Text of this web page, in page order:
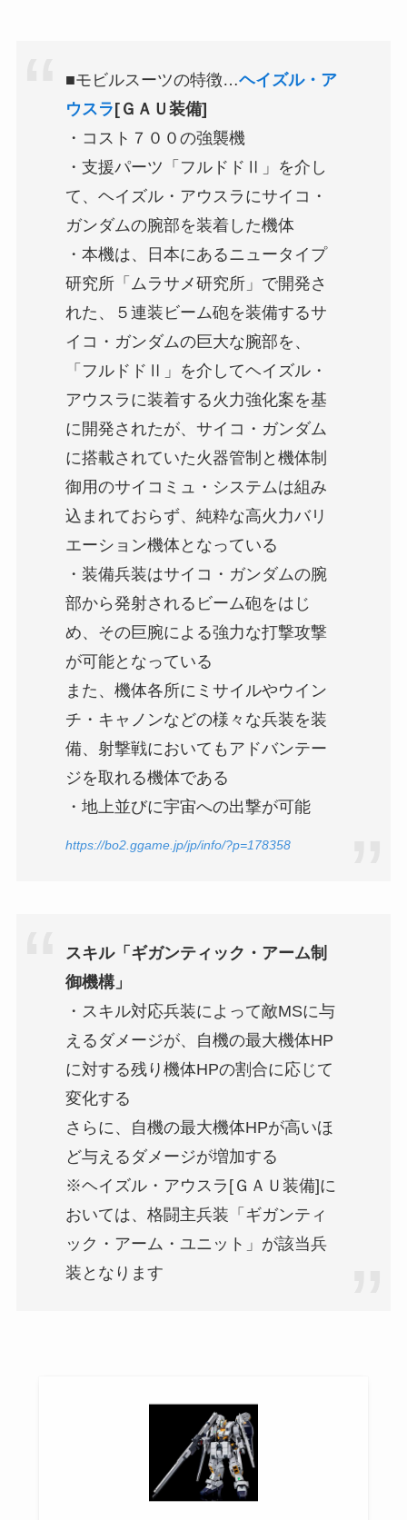
■モビルスーツの特徴…ヘイズル・ア
ウスラ[ＧＡＵ装備]
・コスト７００の強襲機
・支援パーツ「フルドドⅡ」を介し
て、ヘイズル・アウスラにサイコ・
ガンダムの腕部を装着した機体
・本機は、日本にあるニュータイプ
研究所「ムラサメ研究所」で開発さ
れた、５連装ビーム砲を装備するサ
イコ・ガンダムの巨大な腕部を、
「フルドドⅡ」を介してヘイズル・
アウスラに装着する火力強化案を基
に開発されたが、サイコ・ガンダム
に搭載されていた火器管制と機体制
御用のサイコミュ・システムは組み
込まれておらず、純粋な高火力バリ
エーション機体となっている
・装備兵装はサイコ・ガンダムの腕
部から発射されるビーム砲をはじ
め、その巨腕による強力な打撃攻撃
が可能となっている
また、機体各所にミサイルやウイン
チ・キャノンなどの様々な兵装を装
備、射撃戦においてもアドバンテー
ジを取れる機体である
・地上並びに宇宙への出撃が可能
https://bo2.ggame.jp/jp/info/?p=178358
スキル「ギガンティック・アーム制
御機構」
・スキル対応兵装によって敵MSに与
えるダメージが、自機の最大機体HP
に対する残り機体HPの割合に応じて
変化する
さらに、自機の最大機体HPが高いほ
ど与えるダメージが増加する
※ヘイズル・アウスラ[ＧＡＵ装備]に
おいては、格闘主兵装「ギガンティ
ック・アーム・ユニット」が該当兵
装となります